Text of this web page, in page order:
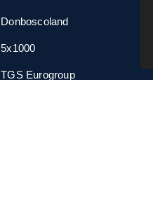
Donboscoland
5x1000
TGS Eurogroup